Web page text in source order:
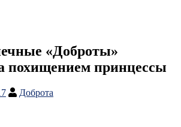
«Доброты»
похищением принцессы
Доброта